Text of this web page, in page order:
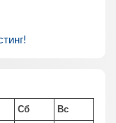
Сб Вс